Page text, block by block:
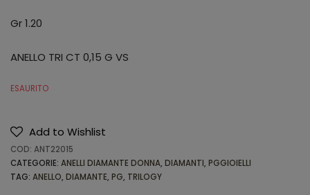
Gr 1.20
ANELLO TRI CT 0,15 G VS
ESAURITO
Add to Wishlist
COD: ANT22015
CATEGORIE: ANELLI DIAMANTE DONNA, DIAMANTI, PGGIOIELLI
TAG: ANELLO, DIAMANTE, PG, TRILOGY